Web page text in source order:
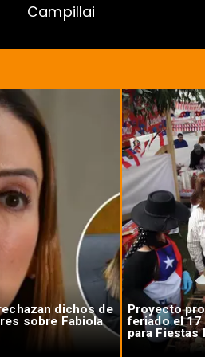
Campillai
dichos de
sobre Fabiola
Proyecto
feriado el 17
para Fiestas